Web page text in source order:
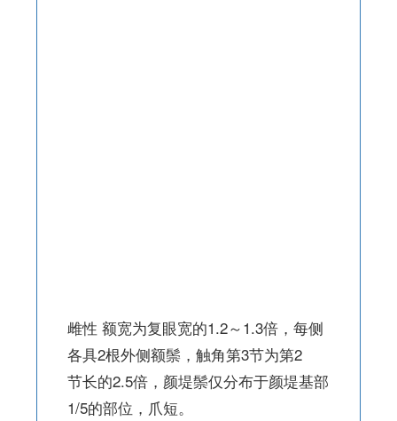
雌性 额宽为复眼宽的1.2～1.3倍，每侧
各具2根外侧额鬃，触角第3节为第2
节长的2.5倍，颜堤鬃仅分布于颜堤基部
1/5的部位，爪短。